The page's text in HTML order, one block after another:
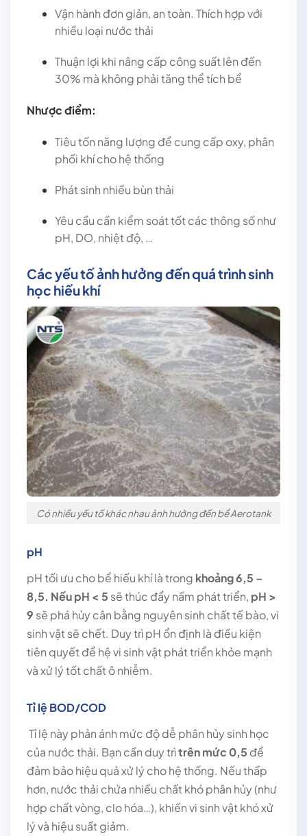
Vận hành đơn giản, an toàn. Thích hợp với
nhiều loại nước thải
Thuận lợi khi nâng cấp công suất lên đến
30% mà không phải tăng thể tích bể
Nhược điểm:
Tiêu tốn năng lượng để cung cấp oxy, phân
phối khí cho hệ thống
Phát sinh nhiều bùn thải
Yêu cầu cần kiểm soát tốt các thông số như
pH, DO, nhiệt độ, …
Các yếu tố ảnh hưởng đến quá trình sinh
học hiếu khí
Có nhiều yếu tố khác nhau ảnh hưởng đến bể Aerotank
pH
pH tối ưu cho bể hiếu khí là trong khoảng 6,5 –
8,5. Nếu pH < 5 sẽ thúc đẩy nấm phát triển, pH >
9 sẽ phá hủy cân bằng nguyên sinh chất tế bào, vi
sinh vật sẽ chết. Duy trì pH ổn định là điều kiện
tiên quyết để hệ vi sinh vật phát triển khỏe mạnh
và xử lý tốt chất ô nhiễm.
Tỉ lệ BOD/COD
Tỉ lệ này phản ánh mức độ dễ phân hủy sinh học
của nước thải. Bạn cần duy trìtrên mức 0,5 để
đảm bảo hiệu quả xử lý cho hệ thống. Nếu thấp
hơn, nước thải chứa nhiều chất khó phân hủy (như
hợp chất vòng, clo hóa…), khiến vi sinh vật khó xử
lý và hiệu suất giảm.